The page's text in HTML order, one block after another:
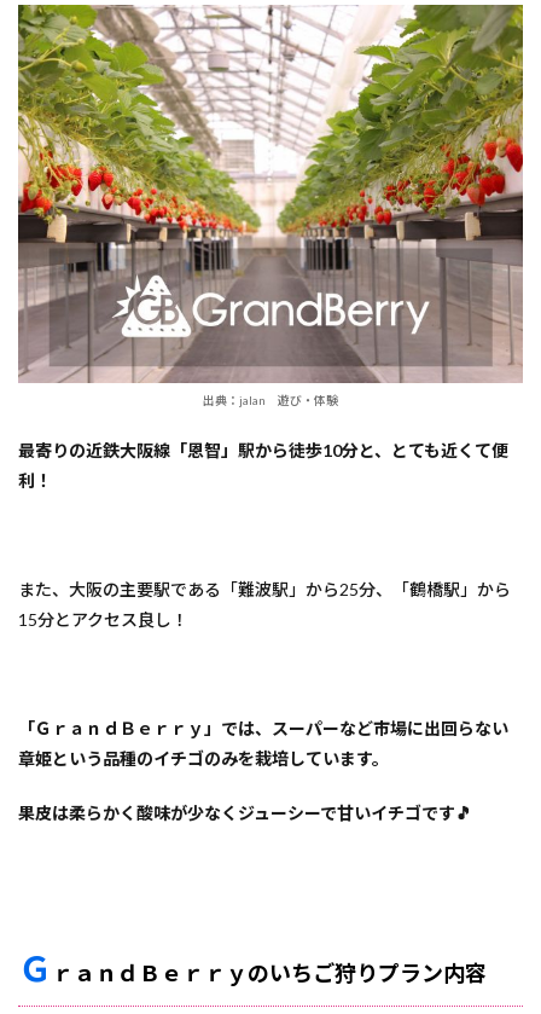
出典：jalan 遊び・体験
最寄りの近鉄大阪線「恩智」駅から徒歩10分と、とても近くて便
利！
また、大阪の主要駅である「難波駅」から25分、「鶴橋駅」から
15分とアクセス良し！
「ＧｒａｎｄＢｅｒｒｙ」では、スーパーなど市場に出回らない
章姫という品種のイチゴのみを栽培しています。
果皮は柔らかく酸味が少なくジューシーで甘いイチゴです🎵
Ｇ ｒａｎｄＢｅｒｒｙのいちご狩りプラン内容